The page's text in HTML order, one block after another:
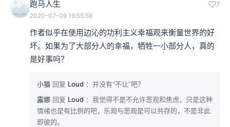
跑马人生 7
2020-07-09 19:55:58
作者似乎在使用边沁的功利主义幸福观来衡量世界的好
坏。如果为了大部分人的幸福，牺牲一小部分人，真的
是好事吗？
小猫 回复 Loud ：并没有“不让”吧？
露娜 回复 Loud ：我觉得不是不允许悲观和焦虑，只是这种
情绪也是有比例的吧，乐观与悲观是可以共存的，不是非此
即彼的。